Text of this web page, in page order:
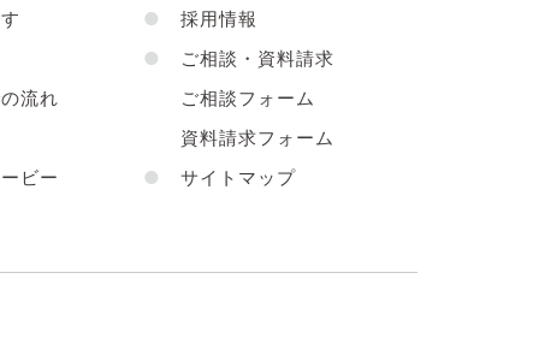
流れ
ビー
●
採用情報
●
ご相談・資料請求
ご相談フォーム
資料請求フォーム
●
サイトマップ